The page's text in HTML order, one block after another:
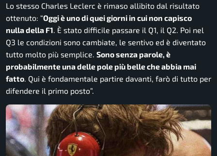
Lo stesso Charles Leclerc è rimaso allibito dal risultato
ottenuto: “Oggi è uno di quei giorni in cui non capisco
nulla della F1 . È stato difficile passare il Q1, il Q2. Poi nel
Q3 le condizioni sono cambiate, le sentivo ed è diventato
tutto molto più semplice. Sono senza parole, è
probabilmente una delle pole più belle che abbia mai
fatto . Qui è fondamentale partire davanti, farò di tutto per
difendere il primo posto”.